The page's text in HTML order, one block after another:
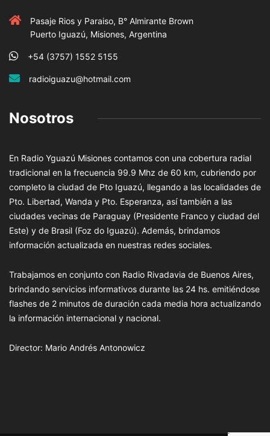
Pasaje Rios y Paraiso, B° Almirante Brown
Puerto Iguazú, Misiones, Argentina
+54 (3757) 1552 5155
radioiguazu@hotmail.com
Nosotros
En Radio Yguazú Misiones contamos con una cobertura radial
tradicional en la frecuencia 99.9 Mhz de 60 km, cubriendo por
completo la ciudad de Pto Iguazú, llegando a las localidades de
Pto. Libertad, Wanda y Pto. Esperanza, así también a las
ciudades vecinas de Paraguay (Presidente Franco y ciudad del
Este) y de Brasil (Foz do Iguazú). Además, brindamos
información actualizada en nuestras redes sociales.
Trabajamos en conjunto con Radio Rivadavia de Buenos Aires,
brindando servicios informativos durante las 24 hs. emitiéndose
flashes de 2 minutos de duración cada media hora actualizando
la información internacional y nacional.
Director: Mario Andrés Antonowicz